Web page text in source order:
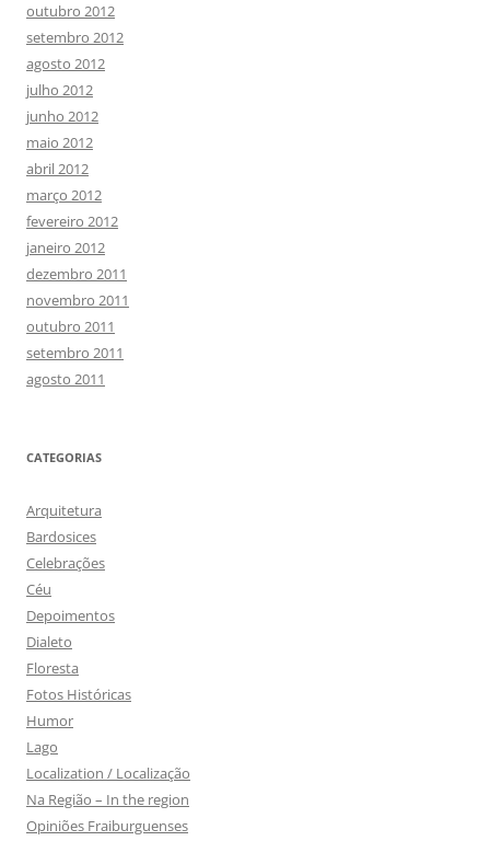
outubro 2012
setembro 2012
agosto 2012
julho 2012
junho 2012
maio 2012
abril 2012
março 2012
fevereiro 2012
janeiro 2012
dezembro 2011
novembro 2011
outubro 2011
setembro 2011
agosto 2011
CATEGORIAS
Arquitetura
Bardosices
Celebrações
Céu
Depoimentos
Dialeto
Floresta
Fotos Históricas
Humor
Lago
Localization / Localização
Na Região – In the region
Opiniões Fraiburguenses